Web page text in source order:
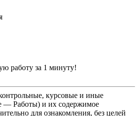
работу за 1 минуту!
курсовые и иные
— Работы) и их содержимое
для ознакомления, без целей